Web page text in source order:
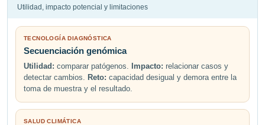
Utilidad, impacto potencial y limitaciones
TECNOLOGÍA DIAGNÓSTICA
Secuenciación genómica
Utilidad: comparar patógenos. Impacto: relacionar casos y
detectar cambios. Reto: capacidad desigual y demora entre la
toma de muestra y el resultado.
SALUD CLIMÁTICA